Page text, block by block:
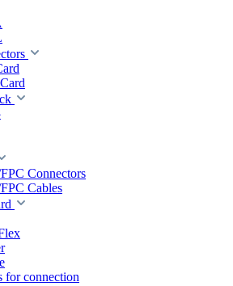
Connectors
Cables
for connection